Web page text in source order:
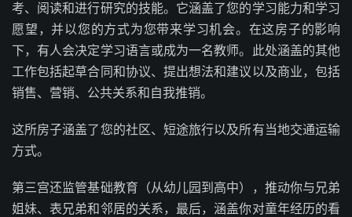
考、阅读和进行研究的技能。它涵盖了您的学习能力和学习
愿望，并以您的方式为您带来学习机会。在这房子的影响
下，有人会决定学习语言或成为一名教师。此处涵盖的其他
工作包括起草合同和协议、提出想法和建议以及商业，包括
销售、营销、公共关系和自我推销。
这所房子涵盖了您的社区、短途旅行以及所有当地交通运输
方式。
第三宫还监管基础教育（从幼儿园到高中），推动你与兄弟
姐妹、表兄弟和邻居的关系，最后，涵盖你对童年经历的看